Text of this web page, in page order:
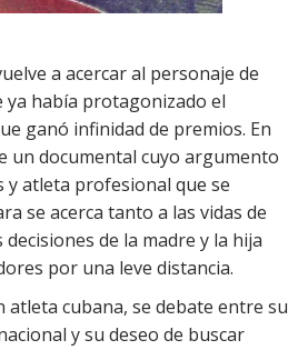
a acercar al personaje de
ya había protagonizado el
ganó infinidad de premios. En
un documental cuyo argumento
atleta profesional que se
se acerca tanto a las vidas de
de la madre y la hija
por una leve distancia.
atleta cubana, se debate entre su
y su deseo de buscar